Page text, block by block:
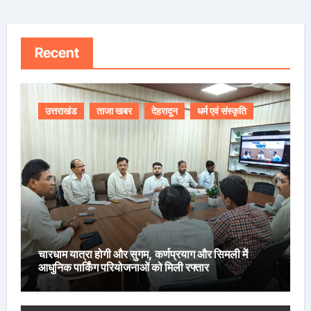
Recent
उत्तराखंड ताजा खबर देहरादून धर्म एवं संस्कृति
चारधाम यात्रा होगी और सुगम, कर्णप्रयाग और सिमली में
आधुनिक पार्किंग परियोजनाओं को मिली रफ्तार